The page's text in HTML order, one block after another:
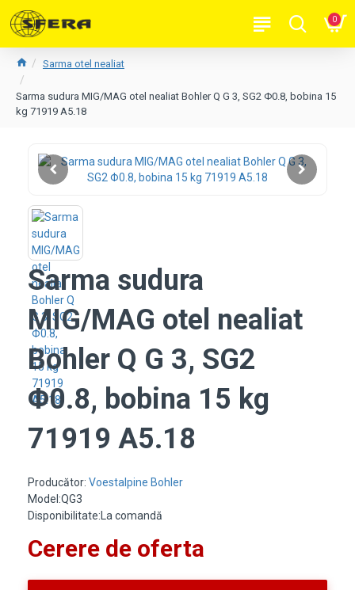
0
Sarma otel nealiat
Sarma sudura MIG/MAG otel nealiat Bohler Q G 3, SG2 Φ0.8, bobina 15
kg 71919 A5.18
Sarma sudura
MIG/MAG otel nealiat
Bohler Q G 3, SG2
Φ0.8, bobina 15 kg
71919 A5.18
Producător: Voestalpine Bohler
Model:QG3
Disponibilitate:La comandă
Cerere de oferta